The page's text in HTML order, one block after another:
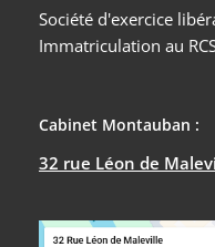
Société d'exercice
Immatriculation au
Cabinet Montauban :
32 rue Léon de